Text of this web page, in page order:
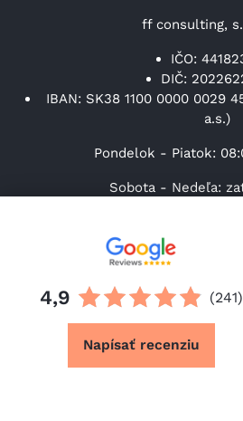
4,9 (241)
Napísať recenziu
ff consulting,
IČO:
DIČ:
IBAN: SK38 1100 0000 0029
a.s.)
Pondelok - Piatok:
Sobota - Nedeľa:
Výdaj tovaru (Po-Pi):
+421 31 37 00
https://facebook.com/